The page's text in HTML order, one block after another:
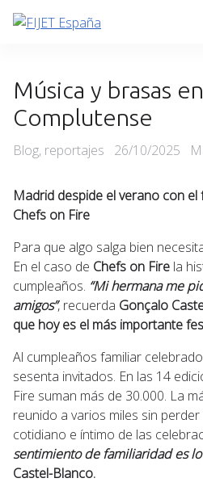
Skip
Música y brasas
Complutense
Categories
Blog, reportajes
Posted
26/10/2025
Madrid despide el verano con
Chefs on Fire
Para que algo salga bien
En el caso de Chefs on Fire la
cumpleaños. “Mi hermana me
amigos”, recuerda Gonçalo
que hoy es el más importante
Al cumpleaños familiar
sesenta invitados. En las 14
Fire suman más de 30.000. La
reunido a varios miles sin
cotidiano e íntimo de las
sentimiento de familiaridad es
Castel-Blanco.